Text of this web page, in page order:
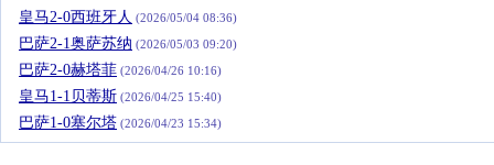
皇马2-0西班牙人 (2026/05/04 08:36)
巴萨2-1奥萨苏纳 (2026/05/03 09:20)
巴萨2-0赫塔菲 (2026/04/26 10:16)
皇马1-1贝蒂斯 (2026/04/25 15:40)
巴萨1-0塞尔塔 (2026/04/23 15:34)